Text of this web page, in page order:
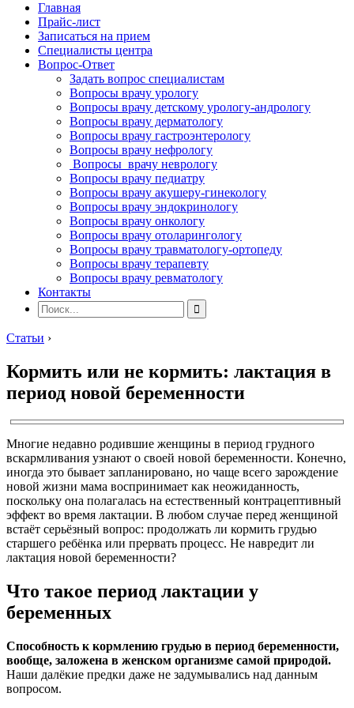
Главная
Прайс-лист
Записаться на прием
Специалисты центра
Вопрос-Ответ
Задать вопрос специалистам
Вопросы врачу урологу
Вопросы врачу детскому урологу-андрологу
Вопросы врачу дерматологу
Вопросы врачу гастроэнтерологу
Вопросы врачу нефрологу
Вопросы врачу неврологу
Вопросы врачу педиатру
Вопросы врачу акушеру-гинекологу
Вопросы врачу эндокринологу
Вопросы врачу онкологу
Вопросы врачу отоларингологу
Вопросы врачу травматологу-ортопеду
Вопросы врачу терапевту
Вопросы врачу ревматологу
Контакты
Статьи ›
Кормить или не кормить: лактация в
период новой беременности
Многие недавно родившие женщины в период грудного
вскармливания узнают о своей новой беременности. Конечно,
иногда это бывает запланировано, но чаще всего зарождение
новой жизни мама воспринимает как неожиданность,
поскольку она полагалась на естественный контрацептивный
эффект во время лактации. В любом случае перед женщиной
встаёт серьёзный вопрос: продолжать ли кормить грудью
старшего ребёнка или прервать процесс. Не навредит ли
лактация новой беременности?
Что такое период лактации у
беременных
Способность к кормлению грудью в период беременности,
вообще, заложена в женском организме самой природой.
Наши далёкие предки даже не задумывались над данным
вопросом.